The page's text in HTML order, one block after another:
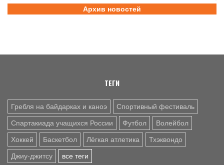
8 АВГ. 22:30 ТХЭКВОНДО
8 АВГ. 20:45 ДЖИУ-ДЖИТСУ
Архив новостей
ТЕГИ
Гребля на байдарках и каноэ Спортивный фестиваль
Спартакиада учащихся России Футбол Волейбол
Хоккей Баскетбол Лёгкая атлетика Тхэквондо
Джиу-джитсу все теги